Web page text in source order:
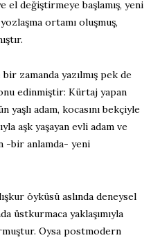
el değiştirmeye başlamış, yeni
ortamı oluşmuş,
zamanda yazılmış pek de
edinmiştir: Kürtaj yapan
adam, kocasını bekçiyle
aşk yaşayan evli adam ve
-bir anlamda- yeni
öyküsü aslında deneysel
üstkurmaca yaklaşımıyla
Oysa postmodern